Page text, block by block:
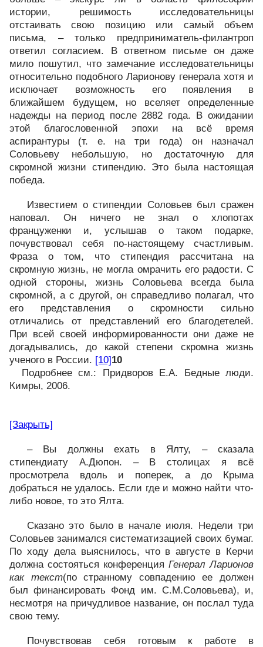
истории, решимость исследовательницы
отстаивать свою позицию или самый объем
письма, – только предприниматель-филантроп
ответил согласием. В ответном письме он даже
мило пошутил, что замечание исследовательницы
относительно подобного Ларионову генерала хотя и
исключает возможность его появления в
ближайшем будущем, но вселяет определенные
надежды на период после 2882 года. В ожидании
этой благословенной эпохи на всё время
аспирантуры (т. е. на три года) он назначал
Соловьеву небольшую, но достаточную для
скромной жизни стипендию. Это была настоящая
победа.
Известием о стипендии Соловьев был сражен
наповал. Он ничего не знал о хлопотах
француженки и, услышав о таком подарке,
почувствовал себя по-настоящему счастливым.
Фраза о том, что стипендия рассчитана на
скромную жизнь, не могла омрачить его радости. С
одной стороны, жизнь Соловьева всегда была
скромной, а с другой, он справедливо полагал, что
его представления о скромности сильно
отличались от представлений его благодетелей.
При всей своей информированности они даже не
догадывались, до какой степени скромна жизнь
ученого в России. [10]10
Подробнее см.: Придворов Е.А. Бедные люди.
Кимры, 2006.
[Закрыть]
– Вы должны ехать в Ялту, – сказала
стипендиату А.Дюпон. – В столицах я всё
просмотрела вдоль и поперек, а до Крыма
добраться не удалось. Если где и можно найти что-
либо новое, то это Ялта.
Сказано это было в начале июля. Недели три
Соловьев занимался систематизацией своих бумаг.
По ходу дела выяснилось, что в августе в Керчи
должна состояться конференция Генерал Ларионов
как текст(по странному совпадению ее должен
был финансировать Фонд им. С.М.Соловьева), и,
несмотря на причудливое название, он послал туда
свою тему.
Почувствовав себя готовым к работе в